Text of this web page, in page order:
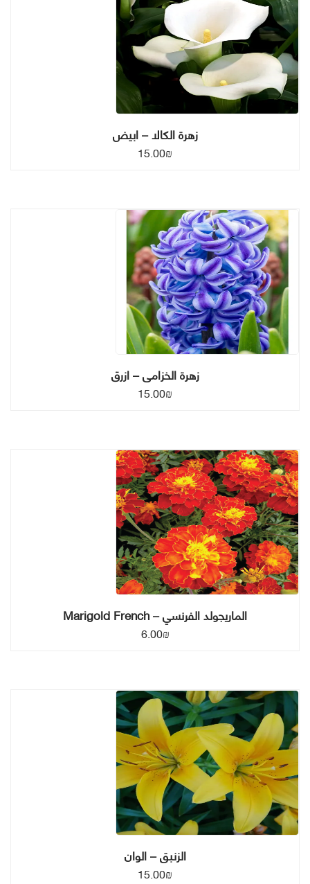
زهرة الكالا – ابيض
15.00₪
زهرة الخزامى – ازرق
15.00₪
الماريجولد الفرنسي – Marigold French
6.00₪
الزنبق – الوان
15.00₪